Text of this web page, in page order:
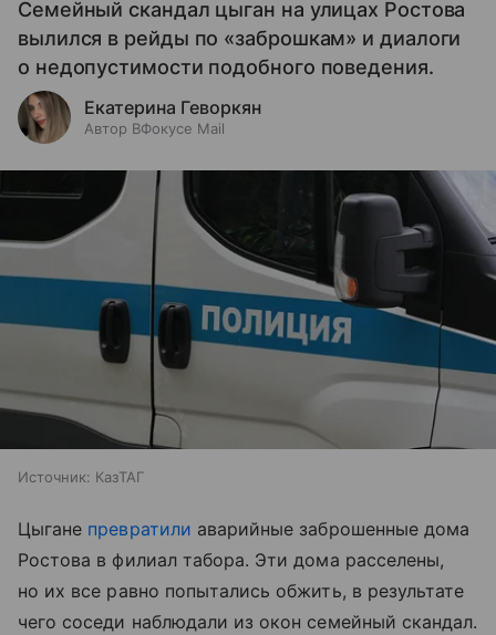
Семейный скандал цыган на улицах Ростова
вылился в рейды по «заброшкам» и диалоги
о недопустимости подобного поведения.
Екатерина Геворкян
Автор ВФокусе Mail
Источник: КазТАГ
Цыгане превратили аварийные заброшенные дома
Ростова в филиал табора. Эти дома расселены,
но их все равно попытались обжить, в результате
чего соседи наблюдали из окон семейный скандал.